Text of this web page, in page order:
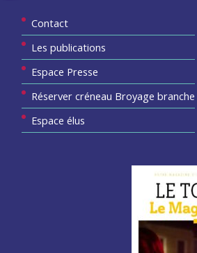
Contact
Les publications
Espace Presse
Réserver créneau Broyage branche
Espace élus